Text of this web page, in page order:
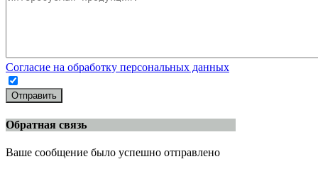
Согласие на обработку персональных данных
Отправить
Обратная связь
Ваше сообщение было успешно отправлено